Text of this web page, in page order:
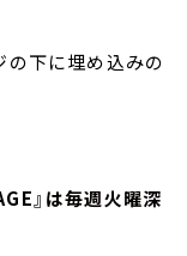
の下に埋め込みの
』は毎週火曜深